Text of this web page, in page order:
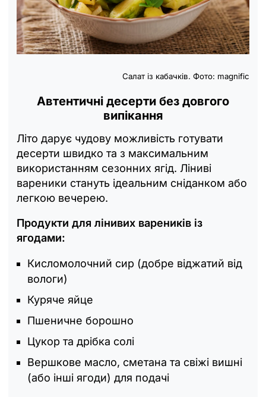
Салат із кабачків. Фото: magnific
Автентичні десерти без довгого
випікання
Літо дарує чудову можливість готувати
десерти швидко та з максимальним
використанням сезонних ягід. Ліниві
вареники стануть ідеальним сніданком або
легкою вечерею.
Продукти для лінивих вареників із
ягодами:
Кисломолочний сир (добре віджатий від
вологи)
Куряче яйце
Пшеничне борошно
Цукор та дрібка солі
Вершкове масло, сметана та свіжі вишні
(або інші ягоди) для подачі